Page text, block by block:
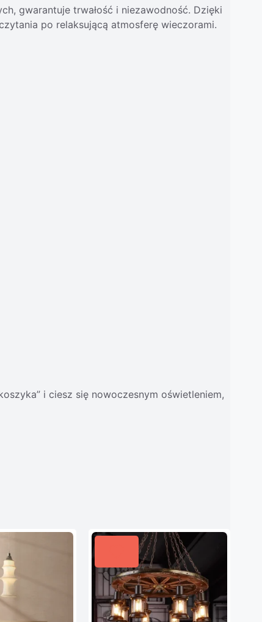
gwarantuje trwałość i niezawodność. Dzięki
po relaksującą atmosferę wieczorami.
i ciesz się nowoczesnym oświetleniem,